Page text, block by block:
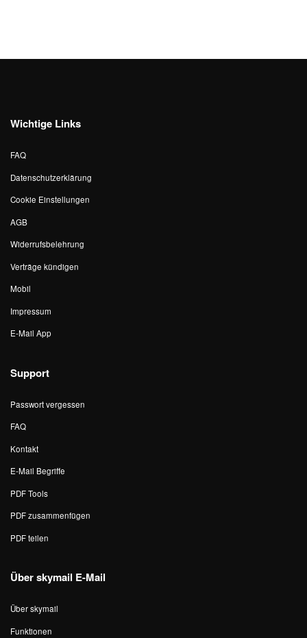
Wichtige Links
FAQ
Datenschutzerklärung
Cookie Einstellungen
AGB
Widerrufsbelehrung
Verträge kündigen
Mobil
Impressum
E-Mail App
Support
Passwort vergessen
FAQ
Kontakt
E-Mail Begriffe
PDF Tools
PDF zusammenfügen
PDF teilen
Über skymail E-Mail
Über skymail
Funktionen